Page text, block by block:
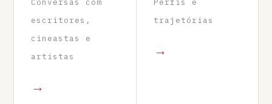
Conversas com
escritores,
cineastas e
artistas
→
Perfis e
trajetórias
→